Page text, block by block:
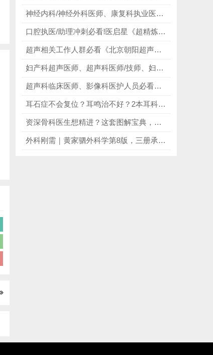
神经内科/神经外科医师、康复科执业医师必看《Neuroanatomy through Clinical Cases》，以病例读懂神经，以解剖赋能临床！
口腔执医/助理冲刺必看!医启星《超精炼笔记》，浓缩必考点、标注助理不考内容，告别无效复习、精准提分!从基础到临床全覆盖，专业精炼、实操性强，执医/助理全适配!
超声相关工作人群必看《北京朝阳超声规范化诊疗与报告模板》，内容权威实用，贴合超声相关人群的工作和学习需求！
妇产科超声医师、超声科医师/技师、妇产科临床医生、医学影像专业学生必看《CALLEN妇产科超声学第6版》，规范超声操作、提升诊断精准度！
超声科临床医师、影像科医护人员必看《Diagnostic Ultrasound》，搭建完整超声全科体系，夯实影像基础！
耳石症不会复位？耳鸣治不好？2本耳科核心著作，精准破解耳石症诊疗难、耳鸣反复、自查无方向三大痛点！
资深骨科医生想精进？这套图解宝典，手术操作直接开挂封神，谁用谁夸！
外科刚需｜黄家驷外科学第8版，三册承包临床+规培+执业考，全领域必冲！